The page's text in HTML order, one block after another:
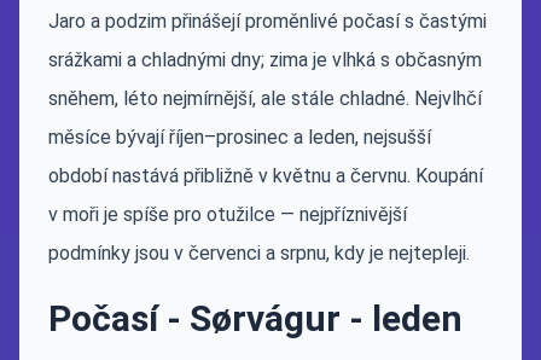
Jaro a podzim přinášejí proměnlivé počasí s častými
srážkami a chladnými dny; zima je vlhká s občasným
sněhem, léto nejmírnější, ale stále chladné. Nejvlhčí
měsíce bývají říjen–prosinec a leden, nejsušší
období nastává přibližně v květnu a červnu. Koupání
v moři je spíše pro otužilce — nejpříznivější
podmínky jsou v červenci a srpnu, kdy je nejtepleji.
Počasí - Sørvágur - leden